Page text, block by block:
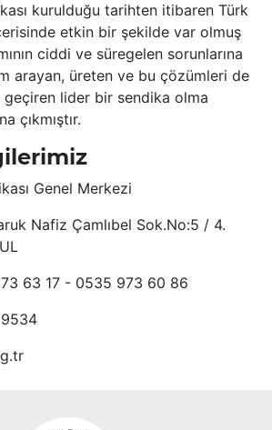
kurulduğu tarihten itibaren Türk
etkin bir şekilde var olmuş
ciddi ve süregelen sorunlarına
arayan, üreten ve bu çözümleri de
geçiren lider bir sendika olma
çıkmıştır.
Genel Merkezi
Nafiz Çamlıbel Sok.No:5 / 4.
63 17 - 0535 973 60 86